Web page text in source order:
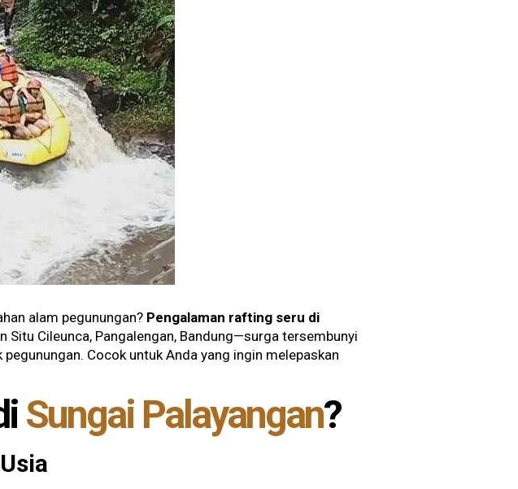
alam pegunungan? Pengalaman rafting seru di
Situ Cileunca, Pangalengan, Bandung—surga tersembunyi
Cocok untuk Anda yang ingin melepaskan
Sungai Palayangan?